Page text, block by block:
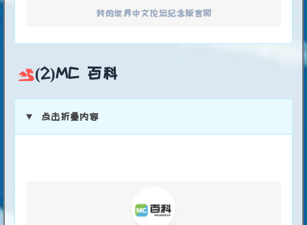
我的世界中文论坛纪念版官网
(2)MC 百科
点击折叠内容